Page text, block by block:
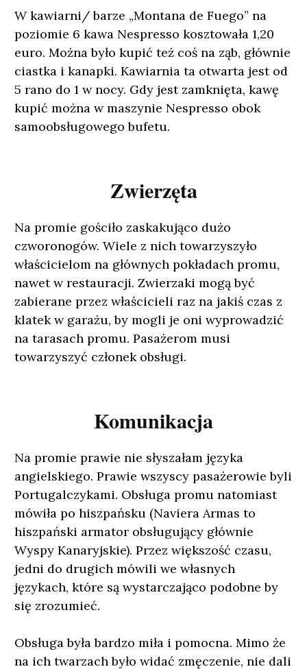
W kawiarni/ barze „Montana de Fuego” na
poziomie 6 kawa Nespresso kosztowała 1,20
euro. Można było kupić też coś na ząb, głównie
ciastka i kanapki. Kawiarnia ta otwarta jest od
5 rano do 1 w nocy. Gdy jest zamknięta, kawę
kupić można w maszynie Nespresso obok
samoobsługowego bufetu.
Zwierzęta
Na promie gościło zaskakująco dużo
czworonogów. Wiele z nich towarzyszyło
właścicielom na głównych pokładach promu,
nawet w restauracji. Zwierzaki mogą być
zabierane przez właścicieli raz na jakiś czas z
klatek w garażu, by mogli je oni wyprowadzić
na tarasach promu. Pasażerom musi
towarzyszyć członek obsługi.
Komunikacja
Na promie prawie nie słyszałam języka
angielskiego. Prawie wszyscy pasażerowie byli
Portugalczykami. Obsługa promu natomiast
mówiła po hiszpańsku (Naviera Armas to
hiszpański armator obsługujący głównie
Wyspy Kanaryjskie). Przez większość czasu,
jedni do drugich mówili we własnych
językach, które są wystarczająco podobne by
się zrozumieć.
Obsługa była bardzo miła i pomocna. Mimo że
na ich twarzach było widać zmęczenie, nie dali